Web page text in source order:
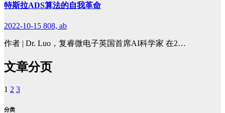
特斯拉ADS算法的自我革命
2022-10-15 808, ab
作者 | Dr. Luo，复睿微电子英国首席AI科学家 在2…
文章分页
1 2 3
分类